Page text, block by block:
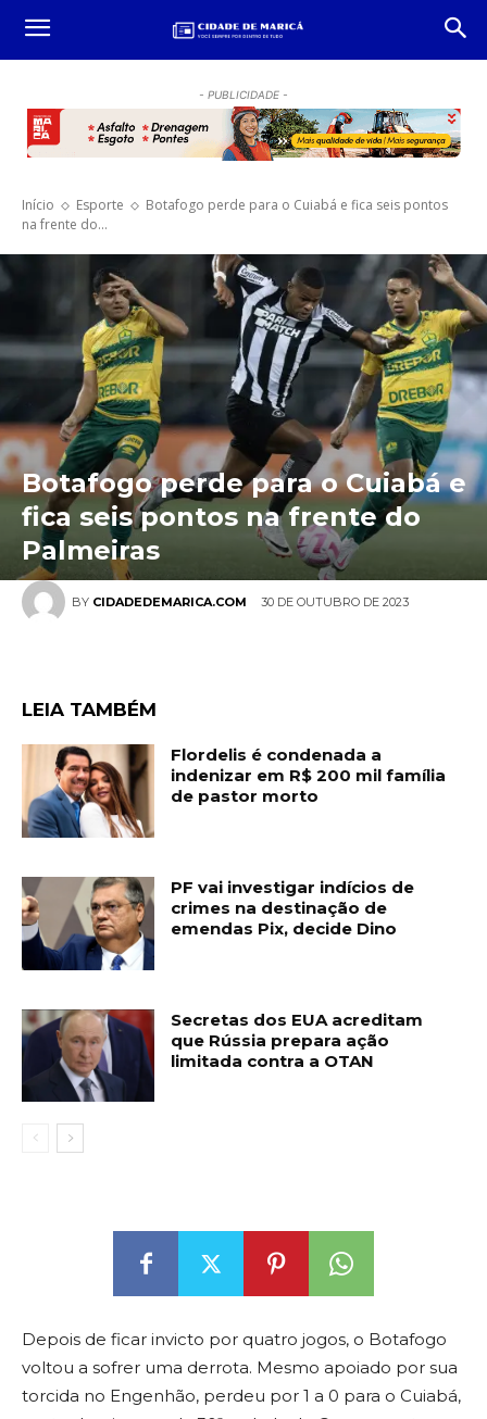
- PUBLICIDADE -
Início Esporte
Botafogo perde para o Cuiabá e fica seis pontos
na frente do...
BY CIDADEDEMARICA.COM 30 DE OUTUBRO DE 2023
Botafogo perde para o Cuiabá e
fica seis pontos na frente do
Palmeiras
LEIA TAMBÉM
Flordelis é condenada a
indenizar em R$ 200 mil família
de pastor morto
PF vai investigar indícios de
crimes na destinação de
emendas Pix, decide Dino
Secretas dos EUA acreditam
que Rússia prepara ação
limitada contra a OTAN
Depois de ficar invicto por quatro jogos, o Botafogo
voltou a sofrer uma derrota. Mesmo apoiado por sua
torcida no Engenhão, perdeu por 1 a 0 para o Cuiabá,